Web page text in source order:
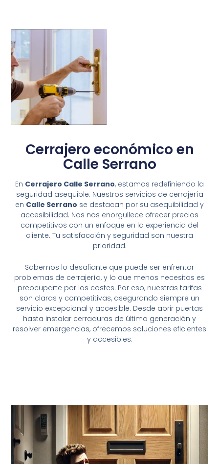
Cerrajero económico en
Calle Serrano
En Cerrajero Calle Serrano, estamos redefiniendo la
seguridad asequible. Nuestros servicios de cerrajería
en Calle Serrano se destacan por su asequibilidad y
accesibilidad. Nos nos enorgullece ofrecer precios
competitivos con un enfoque en la experiencia del
cliente. Tu satisfacción y seguridad son nuestra
prioridad.
Sabemos lo desafiante que puede ser enfrentar
problemas de cerrajería, y lo que menos necesitas es
preocuparte por los costes. Por eso, nuestras tarifas
son claras y competitivas, asegurando siempre un
servicio excepcional y accesible. Desde abrir puertas
hasta instalar cerraduras de última generación y
resolver emergencias, ofrecemos soluciones eficientes
y accesibles.